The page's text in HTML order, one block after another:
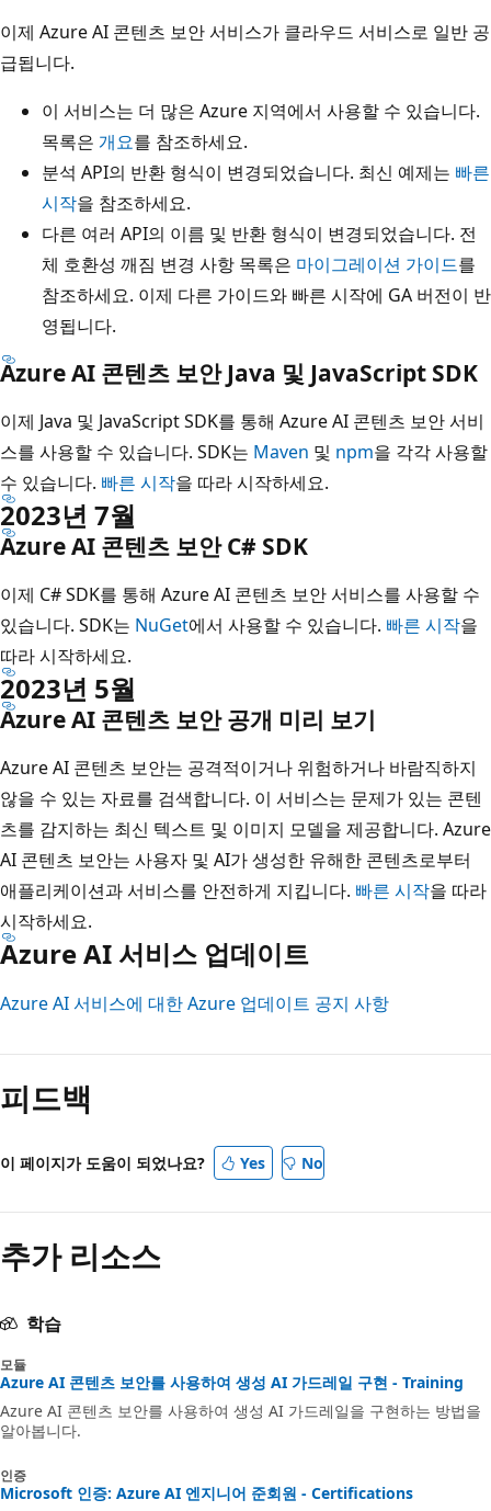
이제 Azure AI 콘텐츠 보안 서비스가 클라우드 서비스로 일반 공
급됩니다.
이 서비스는 더 많은 Azure 지역에서 사용할 수 있습니다.
목록은 개요를 참조하세요.
분석 API의 반환 형식이 변경되었습니다. 최신 예제는 빠른
시작을 참조하세요.
다른 여러 API의 이름 및 반환 형식이 변경되었습니다. 전
체 호환성 깨짐 변경 사항 목록은 마이그레이션 가이드를
참조하세요. 이제 다른 가이드와 빠른 시작에 GA 버전이 반
영됩니다.
Azure AI 콘텐츠 보안 Java 및 JavaScript SDK
이제 Java 및 JavaScript SDK를 통해 Azure AI 콘텐츠 보안 서비
스를 사용할 수 있습니다. SDK는 Maven 및 npm을 각각 사용할
수 있습니다. 빠른 시작을 따라 시작하세요.
2023년 7월
Azure AI 콘텐츠 보안 C# SDK
이제 C# SDK를 통해 Azure AI 콘텐츠 보안 서비스를 사용할 수
있습니다. SDK는 NuGet에서 사용할 수 있습니다. 빠른 시작을
따라 시작하세요.
2023년 5월
Azure AI 콘텐츠 보안 공개 미리 보기
Azure AI 콘텐츠 보안는 공격적이거나 위험하거나 바람직하지
않을 수 있는 자료를 검색합니다. 이 서비스는 문제가 있는 콘텐
츠를 감지하는 최신 텍스트 및 이미지 모델을 제공합니다. Azure
AI 콘텐츠 보안는 사용자 및 AI가 생성한 유해한 콘텐츠로부터
애플리케이션과 서비스를 안전하게 지킵니다. 빠른 시작을 따라
시작하세요.
Azure AI 서비스 업데이트
Azure AI 서비스에 대한 Azure 업데이트 공지 사항
피드백
이 페이지가 도움이 되었나요? Yes No
추가 리소스
학습
모듈
Azure AI 콘텐츠 보안를 사용하여 생성 AI 가드레일 구현 - Training
Azure AI 콘텐츠 보안를 사용하여 생성 AI 가드레일을 구현하는 방법을
알아봅니다.
인증
Microsoft 인증: Azure AI 엔지니어 준회원 - Certifications